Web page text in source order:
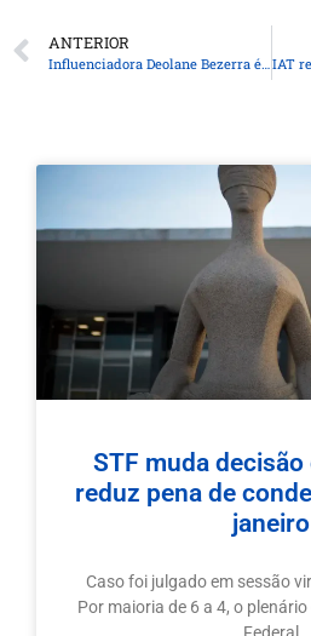
ANTERIOR
Influenciadora Deolane Bezerra é presa em ação da Polícia Civil de SP
STF muda
reduz pena de
janeiro
Caso foi julgado em sessão
Por maioria de 6 a 4, o